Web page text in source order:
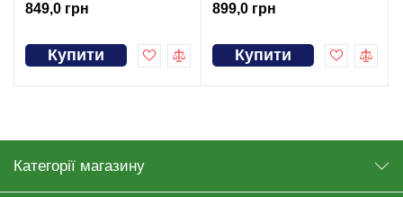
849,0 грн
Купити
899,0 грн
Купити
Категорії магазину